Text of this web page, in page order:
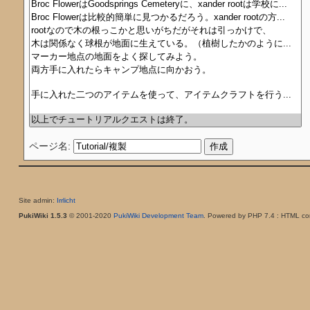
ページ名:
Site admin: Irrlicht
PukiWiki 1.5.3 © 2001-2020 PukiWiki Development Team. Powered by PHP 7.4 : HTML